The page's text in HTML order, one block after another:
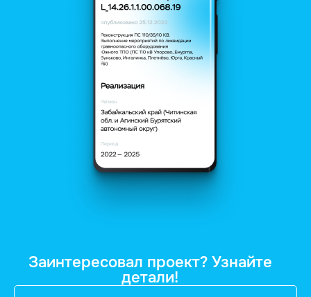
Заинтересовал проект? Узнайте
детали!